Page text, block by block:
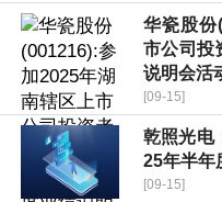
华瓷股份
市公司投
说明会活
[09-15]
乾照光电
25年半年
[09-15]